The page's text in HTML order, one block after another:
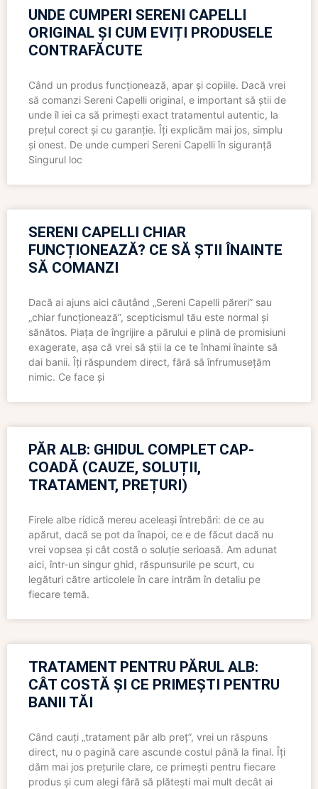
UNDE CUMPERI SERENI CAPELLI
ORIGINAL ȘI CUM EVIȚI PRODUSELE
CONTRAFĂCUTE
Când un produs funcționează, apar și copiile. Dacă vrei
să comanzi Sereni Capelli original, e important să știi de
unde îl iei ca să primești exact tratamentul autentic, la
prețul corect și cu garanție. Îți explicăm mai jos, simplu
și onest. De unde cumperi Sereni Capelli în siguranță
Singurul loc
SERENI CAPELLI CHIAR
FUNCȚIONEAZĂ? CE SĂ ȘTII ÎNAINTE
SĂ COMANZI
Dacă ai ajuns aici căutând „Sereni Capelli păreri” sau
„chiar funcționează”, scepticismul tău este normal și
sănătos. Piața de îngrijire a părului e plină de promisiuni
exagerate, așa că vrei să știi la ce te înhami înainte să
dai banii. Îți răspundem direct, fără să înfrumusețăm
nimic. Ce face și
PĂR ALB: GHIDUL COMPLET CAP-
COADĂ (CAUZE, SOLUȚII,
TRATAMENT, PREȚURI)
Firele albe ridică mereu aceleași întrebări: de ce au
apărut, dacă se pot da înapoi, ce e de făcut dacă nu
vrei vopsea și cât costă o soluție serioasă. Am adunat
aici, într-un singur ghid, răspunsurile pe scurt, cu
legături către articolele în care intrăm în detaliu pe
fiecare temă.
TRATAMENT PENTRU PĂRUL ALB:
CÂT COSTĂ ȘI CE PRIMEȘTI PENTRU
BANII TĂI
Când cauți „tratament păr alb preț”, vrei un răspuns
direct, nu o pagină care ascunde costul până la final. Îți
dăm mai jos prețurile clare, ce primești pentru fiecare
produs și cum alegi fără să plătești mai mult decât ai